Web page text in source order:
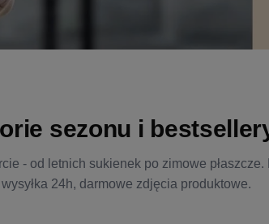
sezonu i
- od letnich sukienek po zimowe
24h, darmowe zdjęcia produktowe.